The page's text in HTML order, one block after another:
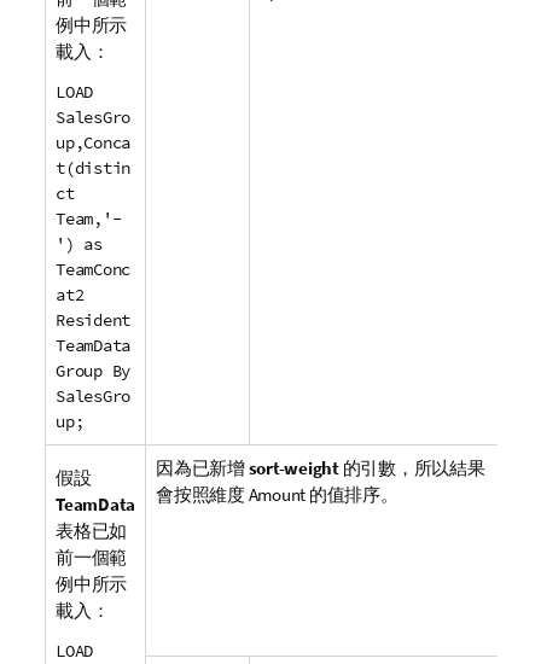
例中所示
載入：
LOAD
SalesGro
up,Conca
t(distin
ct
Team,'-
') as
TeamConc
at2
Resident
TeamData
Group By
SalesGro
up;
假設
TeamData
表格已如
前一個範
例中所示
載入：
LOAD
因為已新增sort-weight的引數，所以結果
會按照維度Amount 的值排序。